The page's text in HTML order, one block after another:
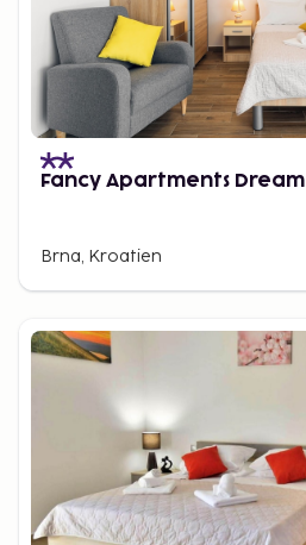
Fancy Apartments Dream
Brna, Kroatien